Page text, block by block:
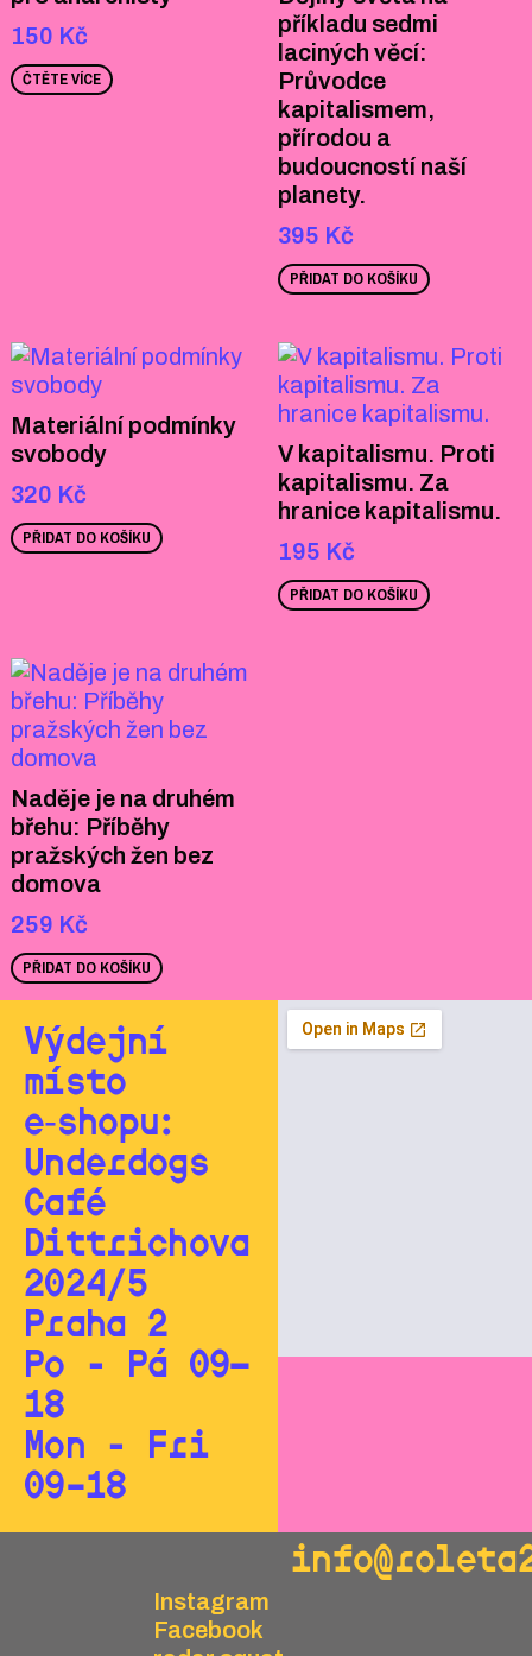
150 Kč
ČTĚTE VÍCE
příkladu sedmi
laciných věcí:
Průvodce
kapitalismem,
přírodou a
budoucností naší
planety.
395 Kč
PŘIDAT DO KOŠÍKU
Materiální podmínky
svobody
320 Kč
PŘIDAT DO KOŠÍKU
V kapitalismu. Proti
kapitalismu. Za
hranice kapitalismu.
195 Kč
PŘIDAT DO KOŠÍKU
Naděje je na druhém
břehu: Příběhy
pražských žen bez
domova
259 Kč
PŘIDAT DO KOŠÍKU
Výdejní
místo
e‑shopu:
Underdogs
Café
Dittrichova
2024/5
Praha 2
Po - Pá 09—
18
Mon - Fri
09–18
Instagram
Facebook